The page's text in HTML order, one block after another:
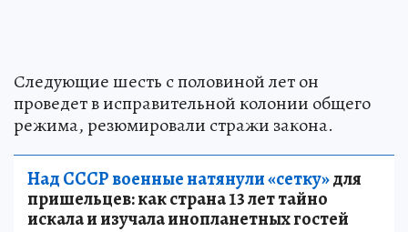
Следующие шесть с половиной лет он
проведет в исправительной колонии общего
режима, резюмировали стражи закона.
Над СССР военные натянули «сетку»для
пришельцев: как страна 13 лет тайно
искала и изучала инопланетных гостей